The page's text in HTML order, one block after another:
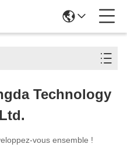
Technology
vous ensemble !